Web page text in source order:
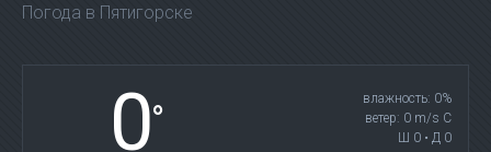
Погода в Пятигорске
0°
влажность: 0%
ветер: 0 m/s С
Ш 0 • Д 0